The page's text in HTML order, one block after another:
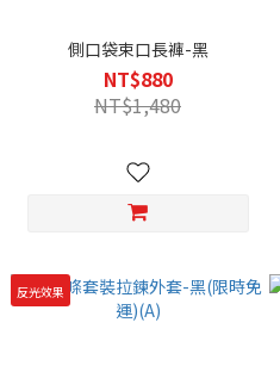
側口袋束口長褲-黑
NT$880
NT$1,480
反光效果